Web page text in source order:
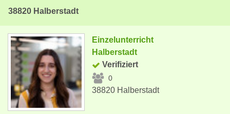
38820 Halberstadt
Einzelunterricht
Halberstadt
Verifiziert
0
38820 Halberstadt